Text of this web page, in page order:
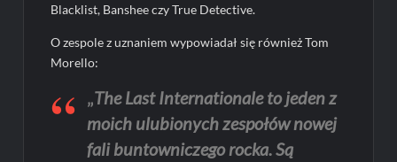
Blacklist, Banshee czy True Detective.
O zespole z uznaniem wypowiadał się również Tom
Morello:
„The Last Internationale to jeden z
moich ulubionych zespołów nowej
fali buntowniczego rocka. Są